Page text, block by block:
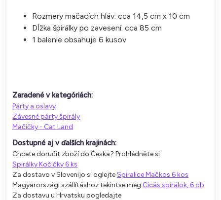
Rozmery mačacích hláv: cca 14,5 cm x 10 cm
Dĺžka špirálky po zavesení: cca 85 cm
1 balenie obsahuje 6 kusov
Zaradené v kategóriách:
Párty a oslavy
Závesné párty špirály
Mačičky - Cat Land
Dostupné aj v ďalších krajinách:
Chcete doručit zboží do Česka? Prohlédněte si
Spirálky Kočičky 6 ks
Za dostavo v Slovenijo si oglejteSpiralice Mačkos 6 kos
Magyarországi szállításhoz tekintse meg Cicás spirálok, 6 db
Za dostavu u Hrvatsku pogledajte